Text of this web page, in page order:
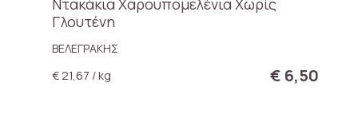
Γλουτένη
ΒΕΛΕΓΡΑΚΗΣ
€ 21,67 / kg
€ 6,50